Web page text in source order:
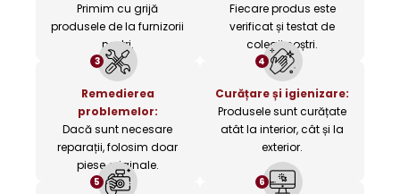
Primim cu grijă
produsele de la furnizorii
noștri.
Fiecare produs este
verificat și testat de
colegii noștri.
3
Remedierea
problemelor:
Dacă sunt necesare
reparații, folosim doar
piese originale.
4
Curățare și igienizare:
Produsele sunt curățate
atât la interior, cât și la
exterior.
5 6